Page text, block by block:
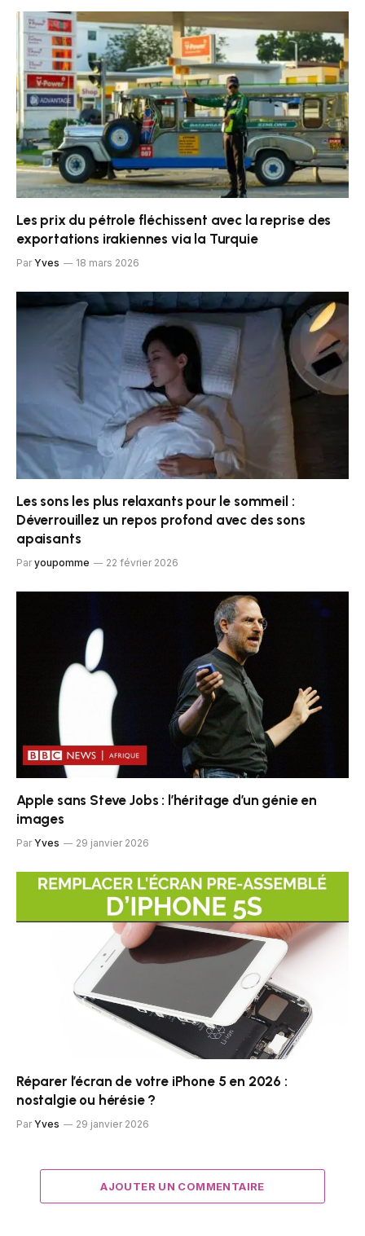
Les prix du pétrole fléchissent avec la reprise des
exportations irakiennes via la Turquie
Par Yves 18 mars 2026
Les sons les plus relaxants pour le sommeil :
Déverrouillez un repos profond avec des sons
apaisants
Par youpomme 22 février 2026
Apple sans Steve Jobs : l’héritage d’un génie en
images
Par Yves 29 janvier 2026
Réparer l’écran de votre iPhone 5 en 2026 :
nostalgie ou hérésie ?
Par Yves 29 janvier 2026
AJOUTER UN COMMENTAIRE